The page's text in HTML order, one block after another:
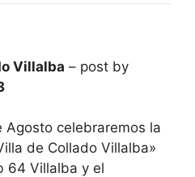
Villalba – post by
Agosto celebraremos la
de Collado Villalba»
64 Villalba y el